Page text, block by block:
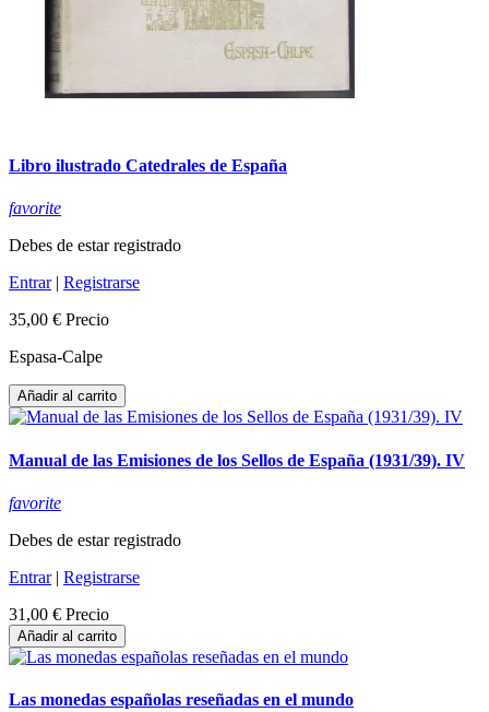
Libro ilustrado Catedrales de España
favorite
Debes de estar registrado
Entrar| Registrarse
35,00 € Precio
Espasa-Calpe
Añadir al carrito
Manual de las Emisiones de los Sellos de España (1931/39). IV
favorite
Debes de estar registrado
Entrar| Registrarse
31,00 € Precio
Añadir al carrito
Las monedas españolas reseñadas en el mundo